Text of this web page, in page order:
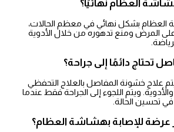
العظام نهائيًا؟
العظام بشكل نهائي في معظم الحالات،
المرض ومنع تدهوره من خلال الأدوية
تحتاج دائمًا إلى جراحة؟
علاج خشونة المفاصل بالعلاج التحفظي
ويتم اللجوء إلى الجراحة فقط عندما
تحسين الحالة.
عرضة للإصابة بهشاشة العظام؟